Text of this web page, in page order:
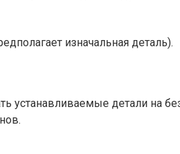
изначальная деталь).
устанавливаемые детали на